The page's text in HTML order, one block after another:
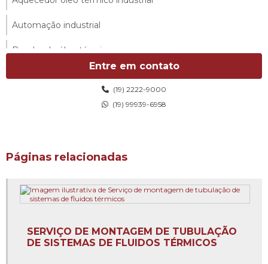
Automação industrial
Bomba de óleo térmico
Consultoria em eficiência energética
Dimensionamento de redes de tubulação industrial
Dimensionamento de tubulação industrial
Dimensionamento de tubulações
Entre em contato
(19) 2222-9000
(19) 99939-6958
Páginas relacionadas
SERVIÇO DE MONTAGEM DE TUBULAÇÃO
DE SISTEMAS DE FLUIDOS TÉRMICOS